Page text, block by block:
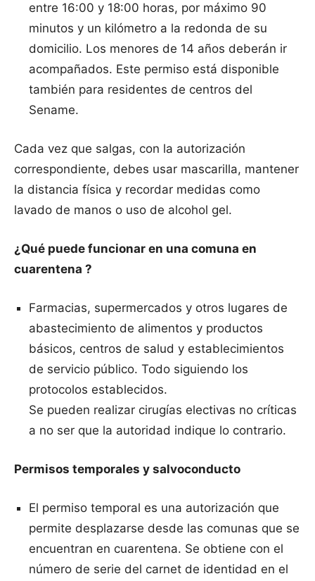
entre 16:00 y 18:00 horas, por máximo 90
minutos y un kilómetro a la redonda de su
domicilio. Los menores de 14 años deberán ir
acompañados. Este permiso está disponible
también para residentes de centros del
Sename.
Cada vez que salgas, con la autorización
correspondiente, debes usar mascarilla, mantener
la distancia física y recordar medidas como
lavado de manos o uso de alcohol gel.
¿Qué puede funcionar en una comuna en
cuarentena ?
Farmacias, supermercados y otros lugares de
abastecimiento de alimentos y productos
básicos, centros de salud y establecimientos
de servicio público. Todo siguiendo los
protocolos establecidos.
Se pueden realizar cirugías electivas no críticas
a no ser que la autoridad indique lo contrario.
Permisos temporales y salvoconducto
El permiso temporal es una autorización que
permite desplazarse desde las comunas que se
encuentran en cuarentena. Se obtiene con el
número de serie del carnet de identidad en el